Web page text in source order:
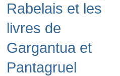
Rabelais et les
livres de
Gargantua et
Pantagruel